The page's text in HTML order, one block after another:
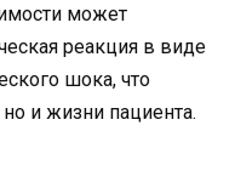
может
реакция в виде
шока, что
и жизни пациента.